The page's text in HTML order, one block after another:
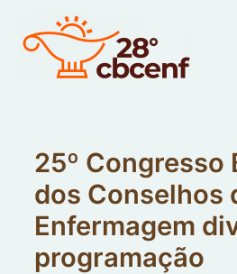
conteúdo
25º Congresso
dos Conselhos
Enfermagem
programação